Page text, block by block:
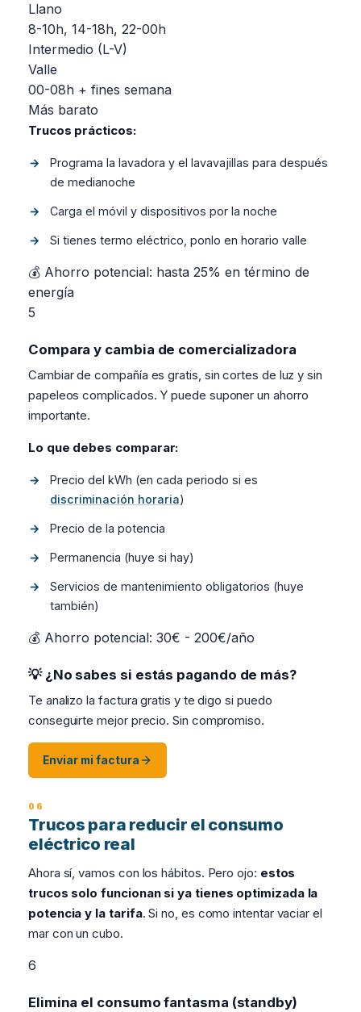
Llano
8-10h, 14-18h, 22-00h
Intermedio (L-V)
Valle
00-08h + fines semana
Más barato
Trucos prácticos:
Programa la lavadora y el lavavajillas para después
de medianoche
Carga el móvil y dispositivos por la noche
Si tienes termo eléctrico, ponlo en horario valle
💰 Ahorro potencial: hasta 25% en término de
energía
5
Compara y cambia de comercializadora
Cambiar de compañía es gratis, sin cortes de luz y sin
papeleos complicados. Y puede suponer un ahorro
importante.
Lo que debes comparar:
Precio del kWh (en cada periodo si es
discriminación horaria)
Precio de la potencia
Permanencia (huye si hay)
Servicios de mantenimiento obligatorios (huye
también)
💰 Ahorro potencial: 30€ - 200€/año
💡 ¿No sabes si estás pagando de más?
Te analizo la factura gratis y te digo si puedo
conseguirte mejor precio. Sin compromiso.
Enviar mi factura
Trucos para reducir el consumo
eléctrico real
Ahora sí, vamos con los hábitos. Pero ojo: estos
trucos solo funcionan si ya tienes optimizada la
potencia y la tarifa. Si no, es como intentar vaciar el
mar con un cubo.
6
Elimina el consumo fantasma (standby)